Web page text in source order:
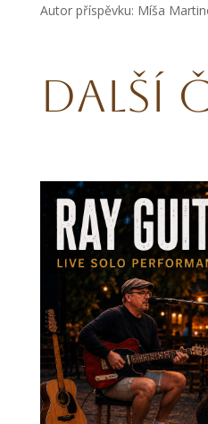
Autor příspěvku: Míša
Další